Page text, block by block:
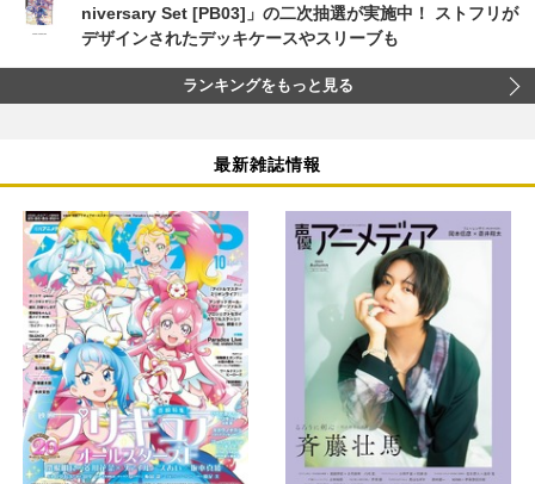
niversary Set [PB03]」の二次抽選が実施中！ ストフリが
デザインされたデッキケースやスリーブも
ランキングをもっと見る
最新雑誌情報